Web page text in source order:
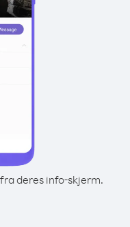
deres info-skjerm.